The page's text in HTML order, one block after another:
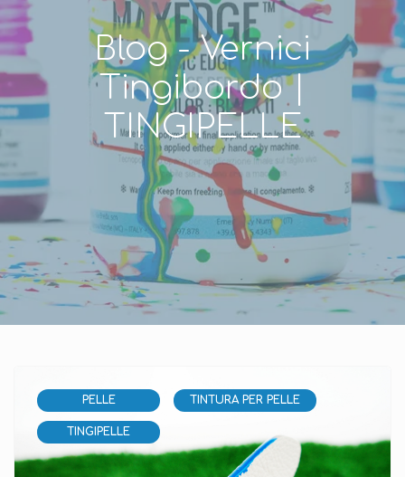
Blog - Vernici
Tingibordo |
TINGIPELLE
PELLE TINTURA PER PELLE
TINGIPELLE